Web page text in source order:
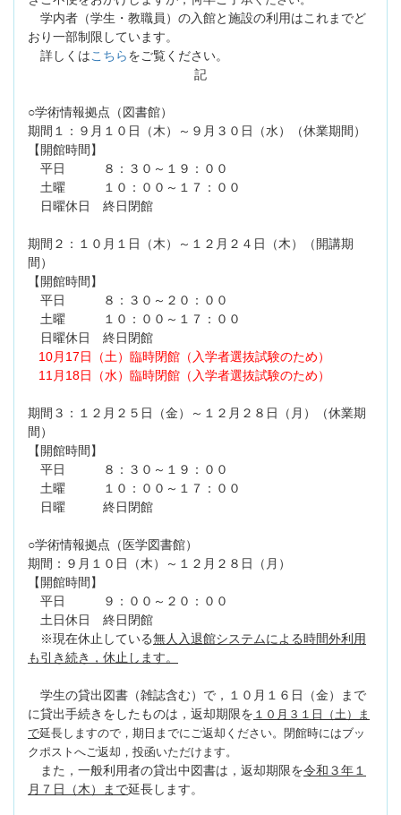
学内者（学生・教職員）の入館と施設の利用はこれまでど
おり一部制限しています。
詳しくはこちらをご覧ください。
記
○学術情報拠点（図書館）
期間１：９月１０日（木）～９月３０日（水）（休業期間）
【開館時間】
平日 ８：３０～１９：００
土曜 １０：００～１７：００
日曜休日 終日閉館
期間２：１０月１日（木）～１２月２４日（木）（開講期
間）
【開館時間】
平日 ８：３０～２０：００
土曜 １０：００～１７：００
日曜休日 終日閉館
10月17日（土）臨時閉館（入学者選抜試験のため）
11月18日（水）臨時閉館（入学者選抜試験のため）
期間３：１２月２５日（金）～１２月２８日（月）（休業期
間）
【開館時間】
平日 ８：３０～１９：００
土曜 １０：００～１７：００
日曜 終日閉館
○学術情報拠点（医学図書館）
期間：９月１０日（木）～１２月２８日（月）
【開館時間】
平日 ９：００～２０：００
土日休日 終日閉館
※現在休止している無人入退館システムによる時間外利用
も引き続き，休止します。
学生の貸出図書（雑誌含む）で，１０月１６日（金）まで
に貸出手続きをしたものは，返却期限を １０月３１日（土）ま
で延長しますので，期日までにご返却ください。閉館時にはブッ
クポストへご返却，投函いただけます。
また，一般利用者の貸出中図書は，返却期限を令和３年１
月７日（木）まで延長します。